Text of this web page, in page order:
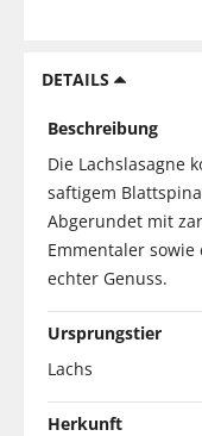
DETAILS
Beschreibung
Die Lachslasagne
saftigem
Abgerundet mit
Emmentaler
echter Genuss.
Ursprungstier
Lachs
Herkunft